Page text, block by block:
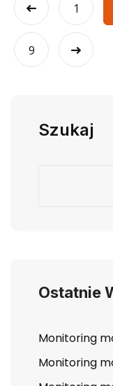
1
9
Szukaj
Ostatnie
Monitoring
Monitoring